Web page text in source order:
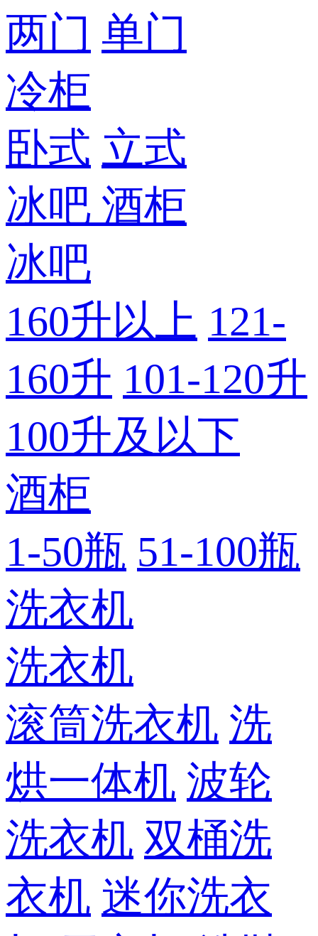
两门 单门
冷柜
卧式 立式
冰吧 酒柜
冰吧
160升以上 121-
160升 101-120升
100升及以下
酒柜
1-50瓶 51-100瓶
洗衣机
洗衣机
滚筒洗衣机 洗
烘一体机 波轮
洗衣机 双桶洗
衣机 迷你洗衣